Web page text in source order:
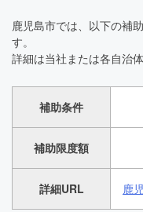
鹿児島市では、以下の補
す。
詳細は当社または各自治
補助条件
補助限度額
詳細URL 鹿